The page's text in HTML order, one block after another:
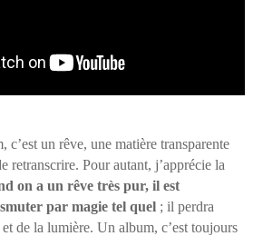
c’est un rêve, une matière transparente
retranscrire. Pour autant, j’apprécie la
on a un rêve très pur, il est
par magie tel quel ; il perdra
de la lumière. Un album, c’est toujours